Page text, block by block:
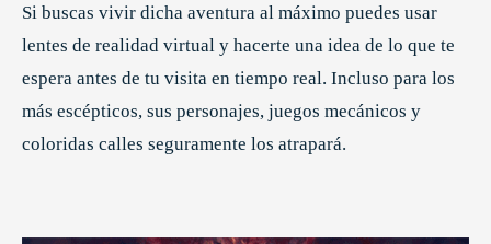
Si buscas vivir dicha aventura al máximo puedes usar
lentes de realidad virtual y hacerte una idea de lo que te
espera antes de tu visita en tiempo real. Incluso para los
más escépticos, sus personajes, juegos mecánicos y
coloridas calles seguramente los atrapará.